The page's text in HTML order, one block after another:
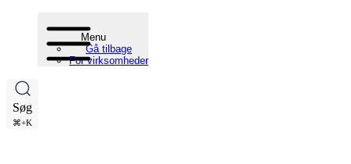
Menu
Gå tilbage
For virksomheder
Søg
⌘+K